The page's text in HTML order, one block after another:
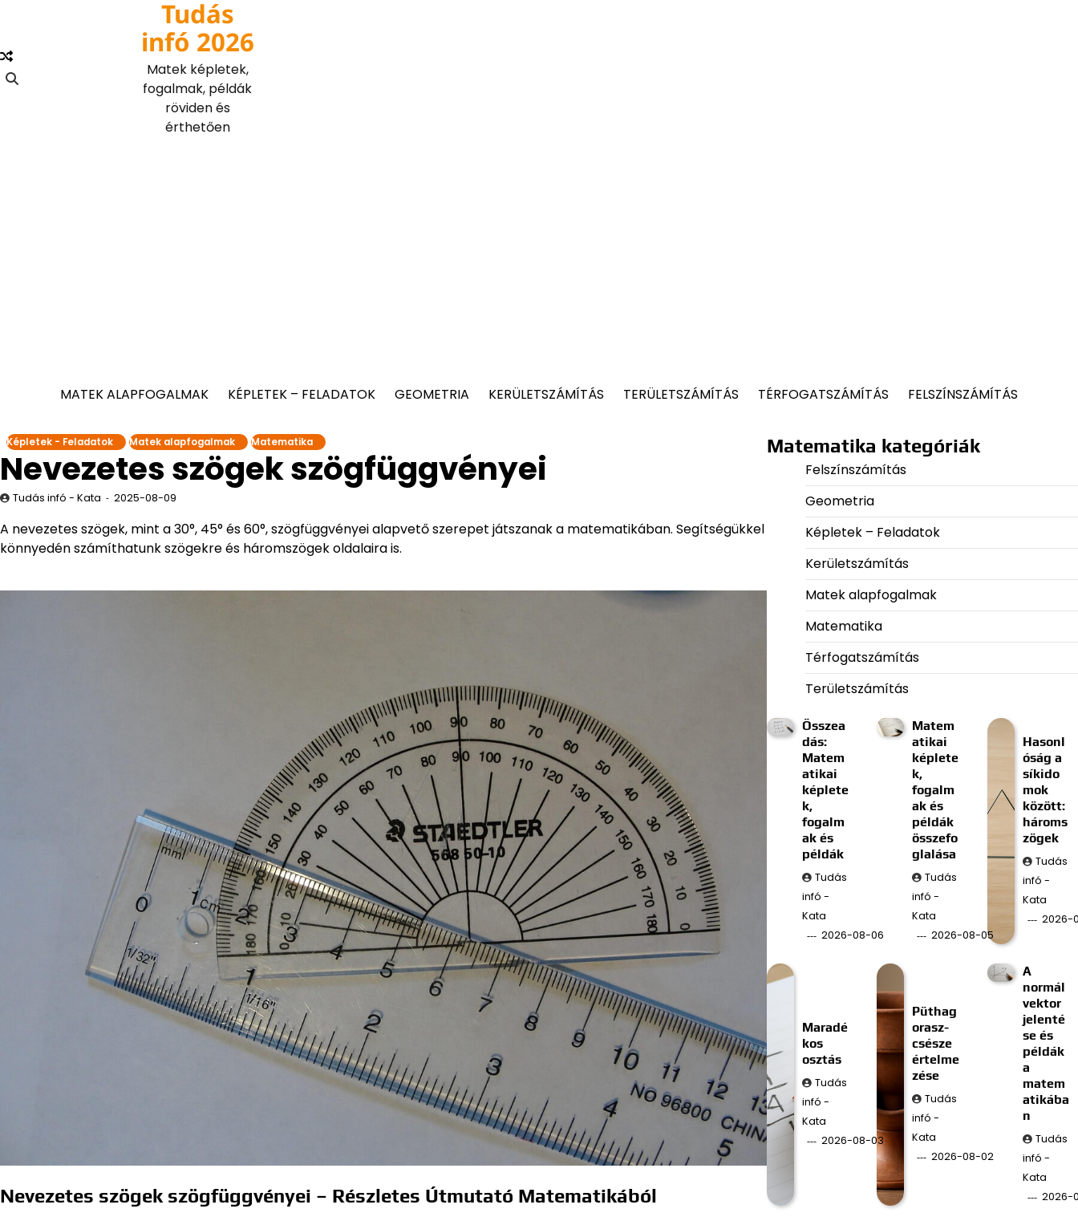
content
Tudás
infó 2026
Matek képletek,
fogalmak, példák
röviden és
érthetően
MATEK ALAPFOGALMAK KÉPLETEK – FELADATOK GEOMETRIA KERÜLETSZÁMÍTÁS TERÜLETSZÁMÍTÁS TÉRFOGATSZÁMÍTÁS FELSZÍNSZÁMÍTÁS
Képletek - Feladatok Matek alapfogalmak Matematika
Nevezetes szögek szögfüggvényei
Tudás infó - Kata 2025-08-09
A nevezetes szögek, mint a 30°, 45° és 60°, szögfüggvényei alapvető szerepet játszanak a matematikában. Segítségükkel
könnyedén számíthatunk szögekre és háromszögek oldalaira is.
Nevezetes szögek szögfüggvényei – Részletes Útmutató Matematikából
Matematika kategóriák
Felszínszámítás
Geometria
Képletek – Feladatok
Kerületszámítás
Matek alapfogalmak
Matematika
Térfogatszámítás
Területszámítás
Összea
dás:
Matem
atikai
képlete
k,
fogalm
ak és
példák
Tudás
infó -
Kata
2026-08-06
Matem
atikai
képlete
k,
fogalm
ak és
példák
összefo
glalása
Tudás
infó -
Kata
2026-08-05
Hasonl
óság a
síkido
mok
között:
hároms
zögek
Tudás
infó -
Kata
2026-
Maradé
kos
osztás
Tudás
infó -
Kata
2026-08-03
Püthag
orasz-
csésze
értelme
zése
Tudás
infó -
Kata
2026-08-02
A
normál
vektor
jelenté
se és
példák
a
matem
atikába
n
Tudás
infó -
Kata
2026-